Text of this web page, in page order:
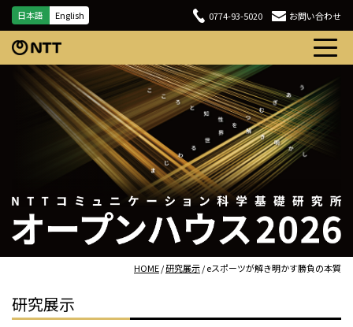
日本語 English 0774-93-5020 お問い合わせ
HOME/研究展示/ eスポーツが解き明かす勝負の本質
研究展示